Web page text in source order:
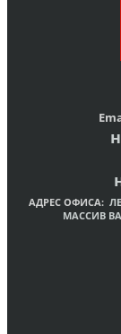
АДРЕС ОФИСА:
МАССИВ